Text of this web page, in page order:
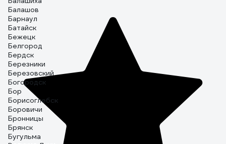
Балашов
Барнаул
Батайск
Бежецк
Белгород
Бердск
Березники
Березовский
Богородск
Бор
Борисоглебск
Боровичи
Бронницы
Брянск
Бугульма